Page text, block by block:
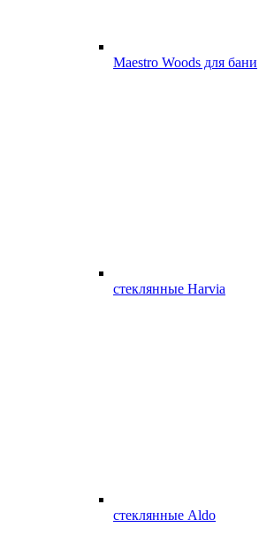
Maestro Woods для бани
стеклянные Harvia
стеклянные Aldo